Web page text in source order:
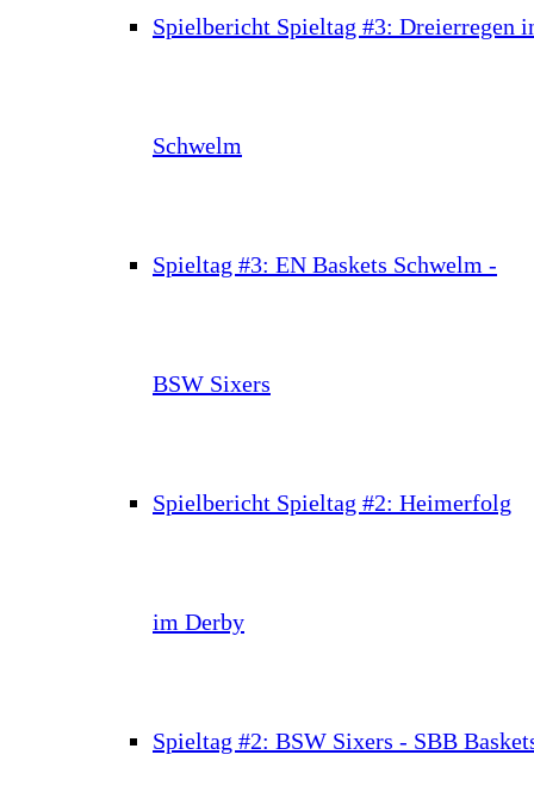
Spielbericht Spieltag #3: Dreierregen
Schwelm
Spieltag #3: EN Baskets Schwelm -
BSW Sixers
Spielbericht Spieltag #2: Heimerfolg
im Derby
Spieltag #2: BSW Sixers - SBB